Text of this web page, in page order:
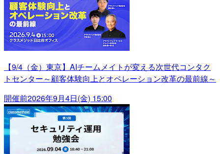
【9/4（金）東京】AIチームメイトが変える次世代コンタク
トセンター～顧客体験向上とオペレーション改革の最前線～
開催前2026年9月4日(金) 15:00